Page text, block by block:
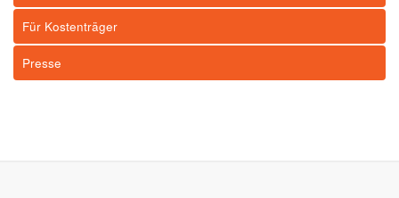
Für Kostenträger
Presse